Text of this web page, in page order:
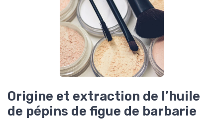
Origine et extraction de l’huile
de pépins de figue de barbarie